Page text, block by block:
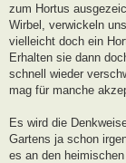
zum Hortus
Wirbel, verwickeln
vielleicht doch ein
Erhalten sie dann
schnell wieder
mag für manche
Es wird die
Gartens ja schon
es an den